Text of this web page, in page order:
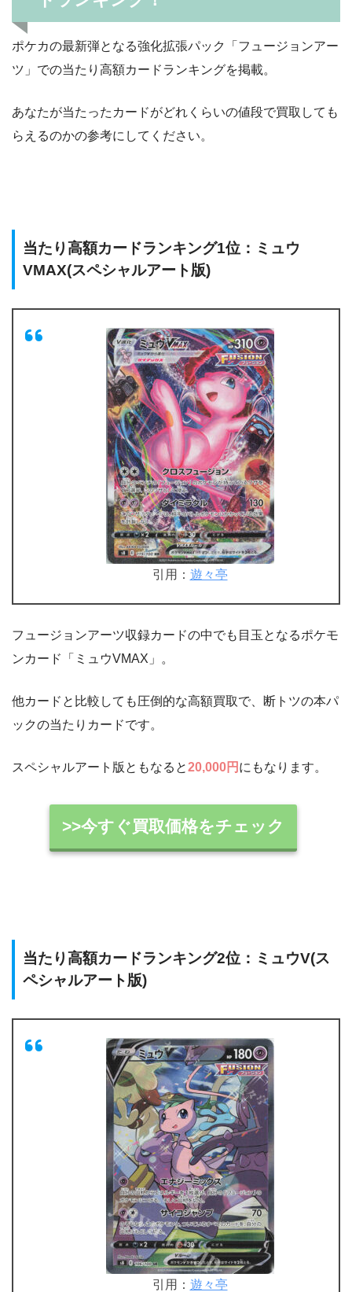
ポケカの最新弾となる強化拡張パック「フュージョンアー
ツ」での当たり高額カードランキングを掲載。
あなたが当たったカードがどれくらいの値段で買取しても
らえるのかの参考にしてください。
当たり高額カードランキング1位：ミュウ
VMAX(スペシャルアート版)
引用： 遊々亭
フュージョンアーツ収録カードの中でも目玉となるポケモ
ンカード「ミュウVMAX」。
他カードと比較しても圧倒的な高額買取で、断トツの本パ
ックの当たりカードです。
スペシャルアート版ともなると20,000円 にもなります。
>>今すぐ買取価格をチェック
当たり高額カードランキング2位：ミュウV(ス
ペシャルアート版)
引用： 遊々亭